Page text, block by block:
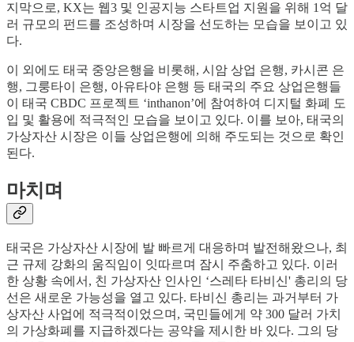
지막으로, KX는 웹3 및 인공지능 스타트업 지원을 위해 1억 달
러 규모의 펀드를 조성하며 시장을 선도하는 모습을 보이고 있
다.
이 외에도 태국 중앙은행을 비롯해, 시암 상업 은행, 카시콘 은
행, 그룽타이 은행, 아유타야 은행 등 태국의 주요 상업은행들
이 태국 CBDC 프로젝트 ‘inthanon’에 참여하여 디지털 화폐 도
입 및 활용에 적극적인 모습을 보이고 있다. 이를 보아, 태국의
가상자산 시장은 이들 상업은행에 의해 주도되는 것으로 확인
된다.
마치며
태국은 가상자산 시장에 발 빠르게 대응하며 발전해왔으나, 최
근 규제 강화의 움직임이 잇따르며 잠시 주춤하고 있다. 이러
한 상황 속에서, 친 가상자산 인사인 ‘스레타 타비신' 총리의 당
선은 새로운 가능성을 열고 있다. 타비신 총리는 과거부터 가
상자산 사업에 적극적이었으며, 국민들에게 약 300 달러 가치
의 가상화폐를 지급하겠다는 공약을 제시한 바 있다. 그의 당